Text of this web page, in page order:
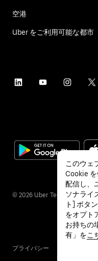
空港
Uber をご利用可能な都市
© 2026 Uber Technologies Inc.
プライバシー
このウェ
Cookie
配信し、
ソナライ
ト] ボタ
をオプト
お持ちの
有」をこ